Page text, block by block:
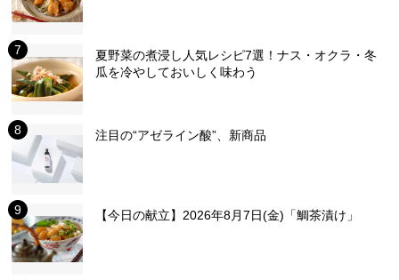
夏野菜の煮浸し人気レシピ7選！ナス・オクラ・冬
瓜を冷やしておいしく味わう
注目の“アゼライン酸”、新商品
【今日の献立】2026年8月7日(金)「鯛茶漬け」